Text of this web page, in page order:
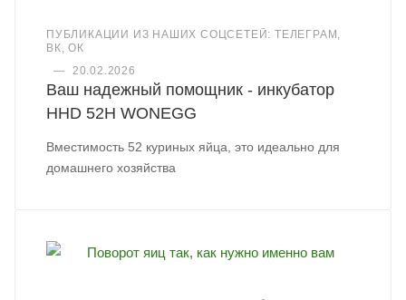
ПУБЛИКАЦИИ ИЗ НАШИХ СОЦСЕТЕЙ: ТЕЛЕГРАМ,
ВК, ОК
—
20.02.2026
Ваш надежный помощник - инкубатор
HHD 52H WONEGG
Вместимость 52 куриных яйца, это идеально для
домашнего хозяйства